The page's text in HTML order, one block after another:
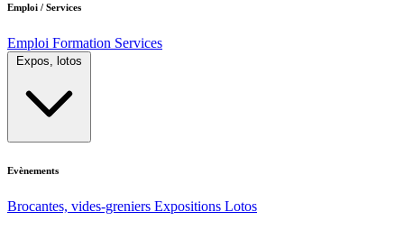
Emploi / Services
Emploi Formation Services
Expos, lotos
Evènements
Brocantes, vides-greniers Expositions Lotos